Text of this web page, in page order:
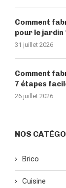
Comment
pour le jardin
31 juillet 2026
Comment
7 étapes
26 juillet 2026
NOS
Brico
Cuisine